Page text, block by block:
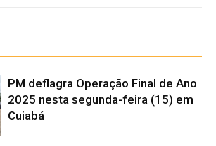
PM deflagra Operação Final de Ano
2025 nesta segunda-feira (15) em
Cuiabá